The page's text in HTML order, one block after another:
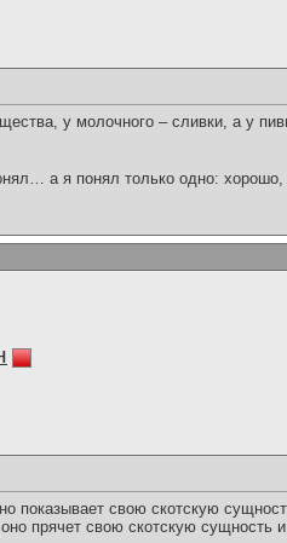
у молочного – сливки, а у
а я понял только одно: хорошо,
показывает свою скотскую
прячет свою скотскую сущность